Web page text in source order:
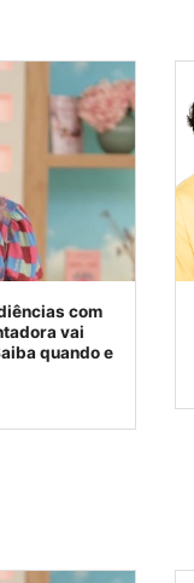
com
vai
quando e